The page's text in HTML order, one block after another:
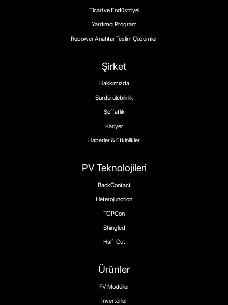
Ürünler
FV Modüller
İnvertörler
PV Teknolojileri
BackContact
Heterojunction
TOPCon
Shingled
Half-Cut
Şirket
Hakkımızda
Sürdürülebilirlik
Şeffaflık
Kariyer
Haberler & Etkinlikler
Ticari ve Endüstriyel
Yardımcı Program
Repower Anahtar Teslim Çözümler